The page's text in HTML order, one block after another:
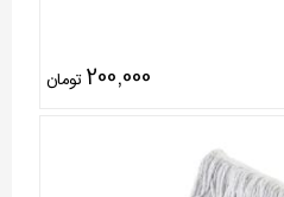
200,000 تومان